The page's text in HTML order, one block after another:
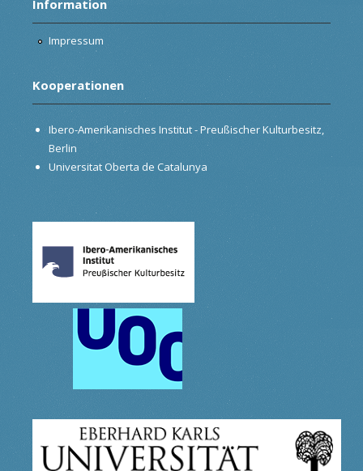
Information
Impressum
Kooperationen
Ibero-Amerikanisches Institut - Preußischer Kulturbesitz,
Berlin
Universitat Oberta de Catalunya